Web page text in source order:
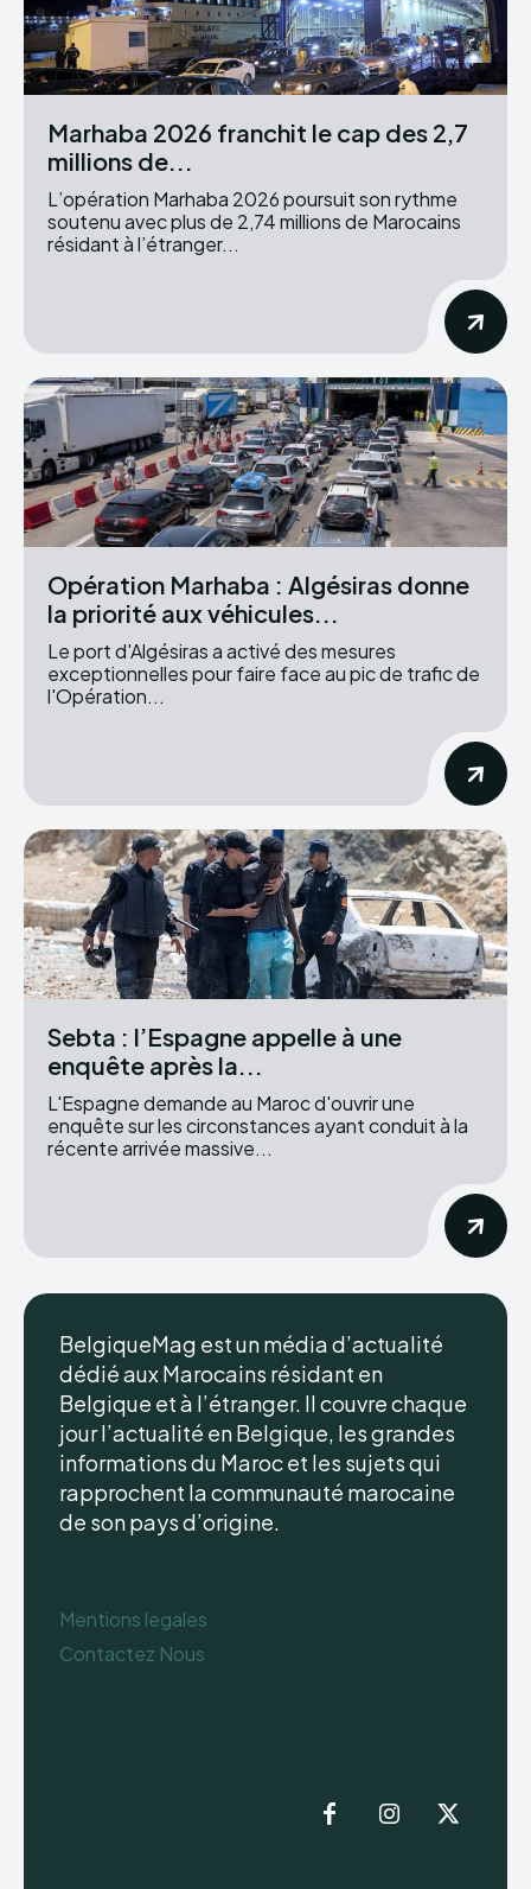
Marhaba 2026 franchit le cap des 2,7
millions de...
L’opération Marhaba 2026 poursuit son rythme
soutenu avec plus de 2,74 millions de Marocains
résidant à l’étranger...
Opération Marhaba : Algésiras donne
la priorité aux véhicules...
Le port d'Algésiras a activé des mesures
exceptionnelles pour faire face au pic de trafic de
l'Opération...
Sebta : l’Espagne appelle à une
enquête après la...
L'Espagne demande au Maroc d'ouvrir une
enquête sur les circonstances ayant conduit à la
récente arrivée massive...
BelgiqueMag est un média d’actualité
dédié aux Marocains résidant en
Belgique et à l’étranger. Il couvre chaque
jour l’actualité en Belgique, les grandes
informations du Maroc et les sujets qui
rapprochent la communauté marocaine
de son pays d’origine.
Mentions legales
Contactez Nous